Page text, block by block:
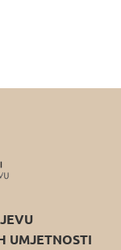
UMJETNOSTI